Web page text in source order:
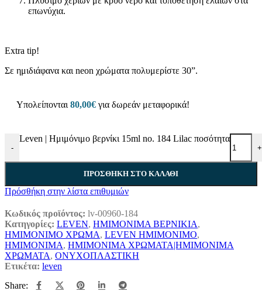
επωνύχια.
Extra tip!
Σε ημιδιάφανα και neon χρώματα πολυμερίστε 30”.
Υπολείπονται 80,00€ για δωρεάν μεταφορικά!
-
Leven | Ημιμόνιμο βερνίκι 15ml no. 184 Lilac ποσότητα
+
ΠΡΟΣΘΉΚΗ ΣΤΟ ΚΑΛΆΘΙ
Πρόσθήκη στην λίστα επιθυμιών
Κωδικός προϊόντος: lv-00960-184
Κατηγορίες: LEVEN, ΗΜΙΜΟΝΙΜΑ ΒΕΡΝΙΚΙΑ,
ΗΜΙΜΟΝΙΜΟ ΧΡΩΜΑ, LEVEN ΗΜΙΜΟΝΙΜΟ,
ΗΜΙΜΟΝΙΜΑ, ΗΜΙΜΟΝΙΜΑ ΧΡΩΜΑΤΑ|ΗΜΙΜΟΝΙΜΑ
ΧΡΩΜΑΤΑ, ΟΝΥΧΟΠΛΑΣΤΙΚΗ
Ετικέτα: leven
Share: